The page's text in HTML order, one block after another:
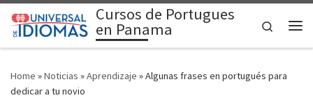
Skip to content Cursos de Portugues
en Panama
Search
Home »Noticias »Aprendizaje »Algunas frases en portugués para
dedicar a tu novio